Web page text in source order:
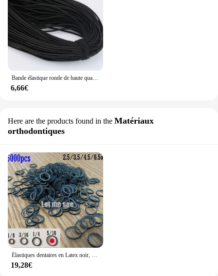
Bande élastique ronde de haute qualité, 1/2/3/4/5/6mm, caoutchouc blanc noir commandé pour la couture de vêtements, accessoires de bricolage
6,66€
Here are the products found in the Matériaux
orthodontiques
Élastiques dentaires en Latex noir, 5000 pièces, 2.5/3.5/4.5/6.5OZ
19,28€